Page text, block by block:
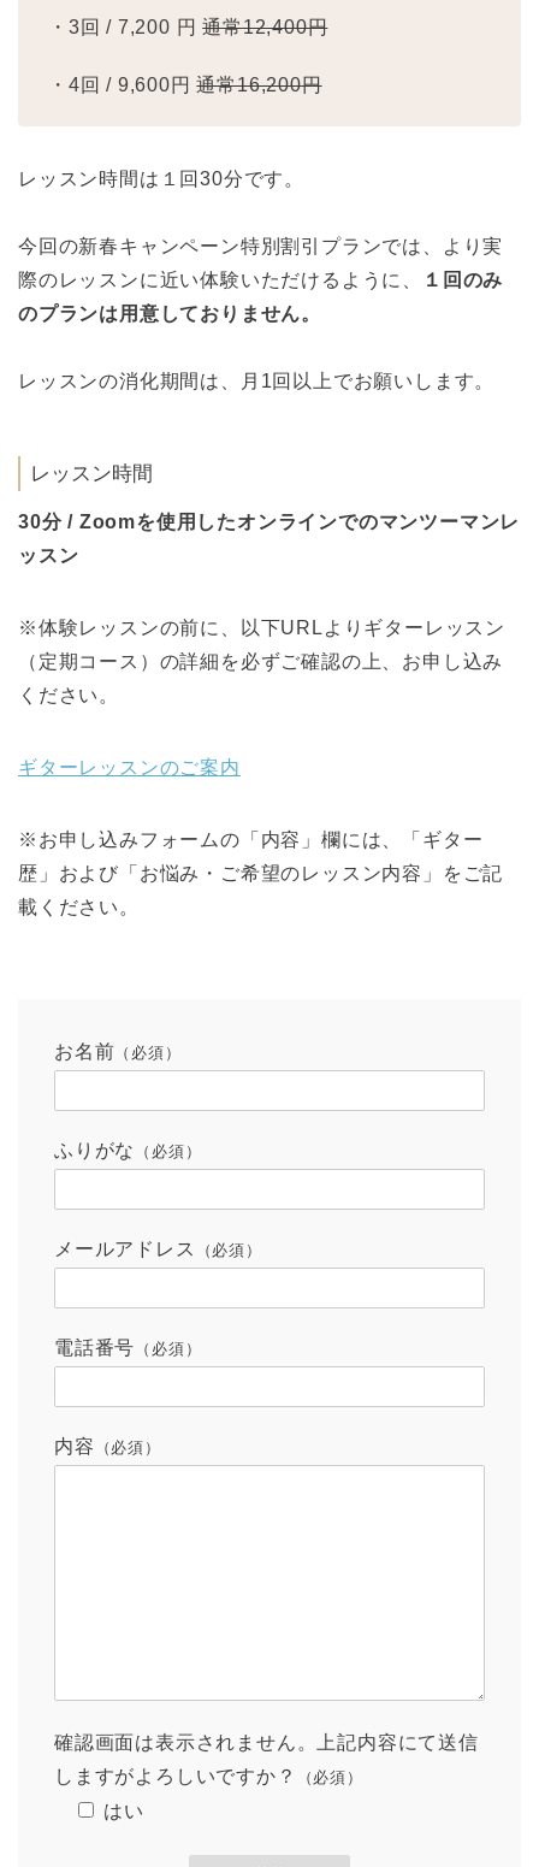
・3回 / 7,200 円通常12,400円
・4回 / 9,600円通常16,200円
レッスン時間は１回30分です。
今回の新春キャンペーン特別割引プランでは、より実
際のレッスンに近い体験いただけるように、
１回のみ
のプランは用意しておりません。
レッスンの消化期間は、月1回以上でお願いします。
レッスン時間
30分 / Zoomを使用したオンラインでのマンツーマンレ
ッスン
※体験レッスンの前に、以下URLよりギターレッスン
（定期コース）の詳細を必ずご確認の上、お申し込み
ください。
ギターレッスンのご案内
※お申し込みフォームの「内容」欄には、「ギター
歴」および「お悩み・ご希望のレッスン内容」をご記
載ください。
お名前 （必須）
ふりがな （必須）
メールアドレス （必須）
電話番号 （必須）
内容 （必須）
確認画面は表示されません。上記内容にて送信
しますがよろしいですか？
（必須）
はい